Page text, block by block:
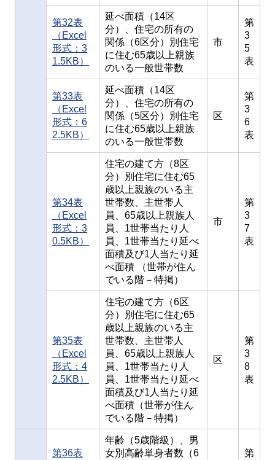
第32表
（Excel
形式：3
1.5KB）
延べ面積（14区
分）、住宅の所有の
関係（6区分）別住宅
に住む65歳以上親族
のいる一般世帯数
市
第
3
5
表
第33表
（Excel
形式：6
2.5KB）
延べ面積（14区
分）、住宅の所有の
関係（5区分）別住宅
に住む65歳以上親族
のいる一般世帯数
区
第
3
6
表
第34表
（Excel
形式：3
0.5KB）
住宅の建て方（8区
分）別住宅に住む65
歳以上親族のいる主
世帯数、主世帯人
員、65歳以上親族人
員、1世帯当たり人
員、1世帯当たり延べ
面積及び1人当たり延
べ面積 （世帯が住ん
でいる階－特掲）
市
第
3
7
表
第35表
（Excel
形式：4
2.5KB）
住宅の建て方（6区
分）別住宅に住む65
歳以上親族のいる主
世帯数、主世帯人
員、65歳以上親族人
員、1世帯当たり人
員、1世帯当たり延べ
面積及び1人当たり延
べ面積（世帯が住ん
でいる階－特掲）
区
第
3
8
表
第36表
年齢（5歳階級）、男
女別高齢単身者数（6
第